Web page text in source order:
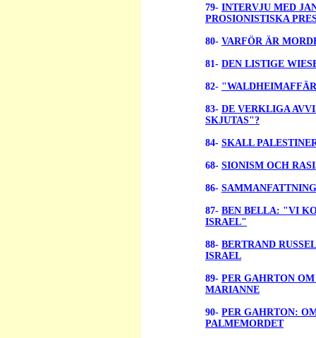
79- INTERVJU MED
PROSIONISTISKA
80- VARFÖR ÄR
81- DEN LISTIGE
82-
83- DE VERKLIGA
SKJUTAS"?
84- SKALL
68- SIONISM OCH
86-
87- BEN BELLA: "VI
ISRAEL"
88- BERTRAND
ISRAEL
89- PER GAHRTON
MARIANNE
90- PER GAHRTON:
PALMEMORDET